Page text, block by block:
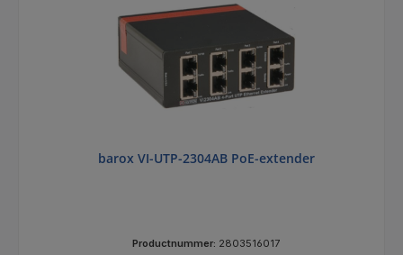
barox VI-UTP-2304AB PoE-extender
Productnummer: 2803516017